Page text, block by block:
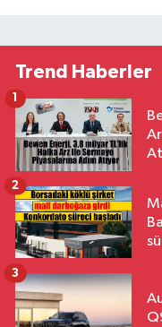
Trend Haberler
2
3